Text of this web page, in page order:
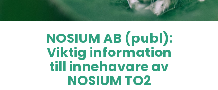
NOSIUM AB (publ):
Viktig information
till innehavare av
NOSIUM TO2